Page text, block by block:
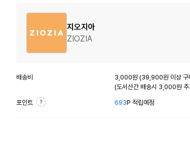
지오지아
ZIOZIA
배송비
3,000원 (39,900원 이상 구
(도서산간 배송시 3,000원 추
포인트 693P 적립예정